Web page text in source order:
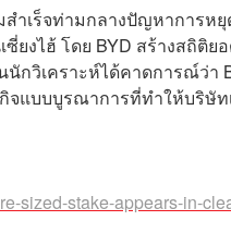
ำเร็จท่ามกลางปัญหาการห
ยงไฮ้ โดย BYD สร้างสถิติย
กวิเคราะห์ได้คาดการณ์ว่า
จแบบบูรณาการที่ทำให้บริษัท
sized-stake-appears-in-